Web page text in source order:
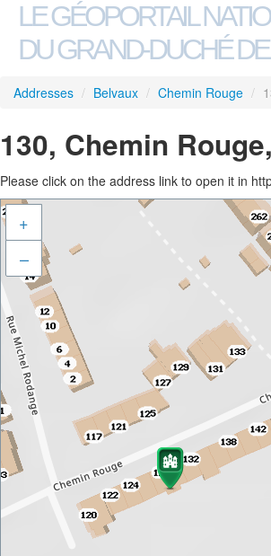
LE GÉOPORTAIL
DU GRAND-DUCHÉ
Addresses / Belvaux / Chemin Rouge /
130, Chemin
Please click on the address link to open it in
+
–